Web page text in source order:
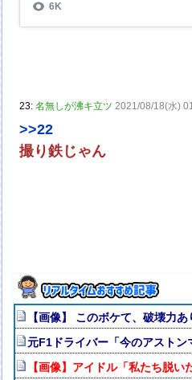
23:名無しが沸キ立ツ 2021/08/18(水)
>>22
撮り鉄じゃん
【画像】 このボケて、破壊力
元F1ドライバー「今のアスト
【画像】アイドル「私たち脱